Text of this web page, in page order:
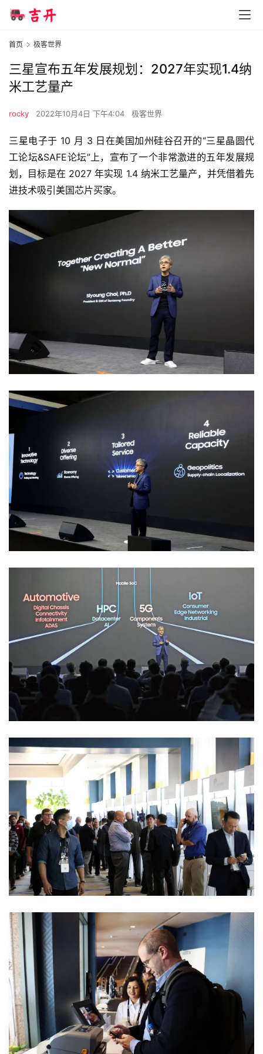
首
页
智
车
时
代
新
首页 极客世界
三星宣布五年发展规划：2027年实现1.4纳
米工艺量产
rocky 2022年10月4日 下午4:04 极客世界
三星电子于 10 月 3 日在美国加州硅谷召开的“三星晶圆代
工论坛&SAFE论坛”上，宣布了一个非常激进的五年发展规
划，目标是在 2027 年实现 1.4 纳米工艺量产，并凭借着先
进技术吸引美国芯片买家。